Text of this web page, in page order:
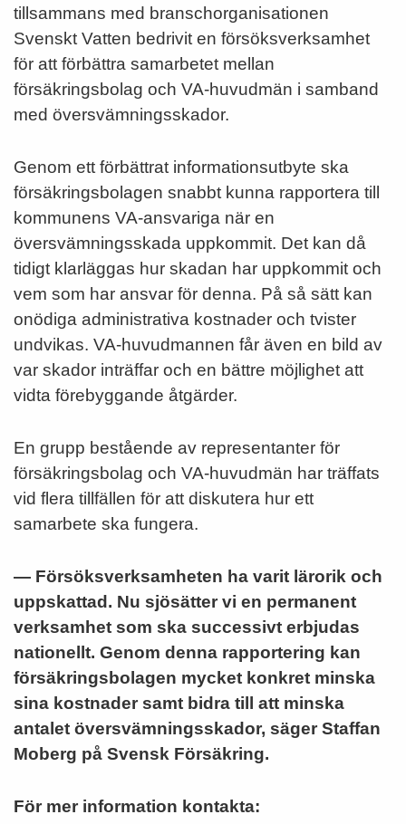
tillsammans med branschorganisationen
Svenskt Vatten bedrivit en försöksverksamhet
för att förbättra samarbetet mellan
försäkringsbolag och VA-huvudmän i samband
med översvämningsskador.
Genom ett förbättrat informationsutbyte ska
försäkringsbolagen snabbt kunna rapportera till
kommunens VA-ansvariga när en
översvämningsskada uppkommit. Det kan då
tidigt klarläggas hur skadan har uppkommit och
vem som har ansvar för denna. På så sätt kan
onödiga administrativa kostnader och tvister
undvikas. VA-huvudmannen får även en bild av
var skador inträffar och en bättre möjlighet att
vidta förebyggande åtgärder.
En grupp bestående av representanter för
försäkringsbolag och VA-huvudmän har träffats
vid flera tillfällen för att diskutera hur ett
samarbete ska fungera.
— Försöksverksamheten ha varit lärorik och
uppskattad. Nu sjösätter vi en permanent
verksamhet som ska successivt erbjudas
nationellt. Genom denna rapportering kan
försäkringsbolagen mycket konkret minska
sina kostnader samt bidra till att minska
antalet översvämningsskador, säger Staffan
Moberg på Svensk Försäkring.
För mer information kontakta: